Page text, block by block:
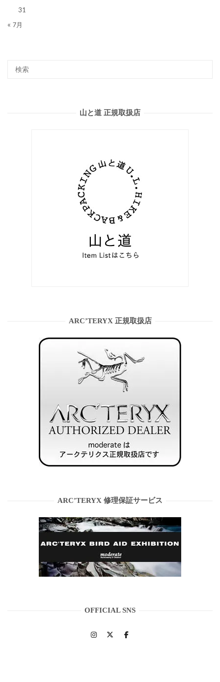
31
« 7月
山と道 正規取扱店
ARC’TERYX 正規取扱店
ARC’TERYX 修理保証サービス
OFFICIAL SNS